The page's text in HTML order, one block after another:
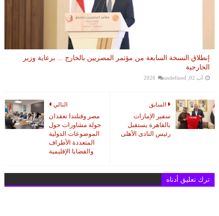
إنطلاق النسخة السابعة من مؤتمر المصريين بالخارج ... برعاية وزير
الخارجية
آب 02, 2026 undefined
التالي
مصر وفنلندا تعقدان
جولة مشاورات حول
الموضوعات الدولية
المتعددة الأطراف
والقضايا الإقليمية
السابق
سفير الإمارات
بالقاهرة يستقبل
رئيس النادى الأهلى
ترك تعليق أدناه